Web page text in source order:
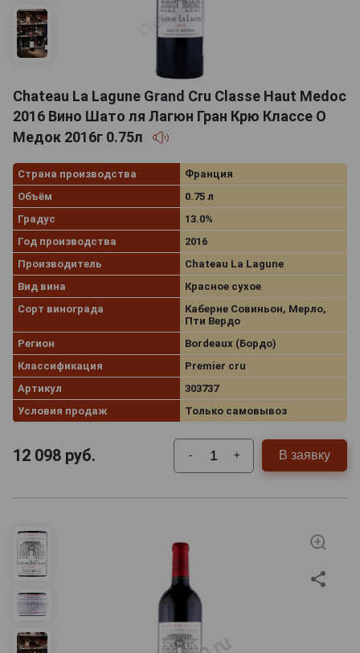
Chateau La Lagune Grand Cru Classe Haut Medoc
2016 Вино Шато ля Лагюн Гран Крю Классе О
Медок 2016г 0.75л
Страна производства
Франция
Объём
0.75 л
Градус
13.0%
Год производства
2016
Производитель
Chateau La Lagune
Вид вина
Красное сухое
Сорт винограда
Каберне Совиньон, Мерло,
Пти Вердо
Регион
Bordeaux (Бордо)
Классификация
Premier cru
Артикул
303737
Условия продаж
Только самовывоз
12 098 руб. - + В заявку